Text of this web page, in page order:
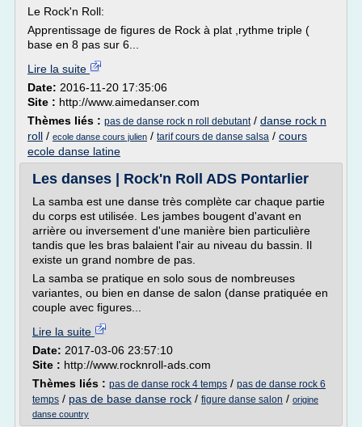
Le Rock'n Roll:
Apprentissage de figures de Rock à plat ,rythme triple (
base en 8 pas sur 6...
Lire la suite
Date: 2016-11-20 17:35:06
Site : http://www.aimedanser.com
Thèmes liés : pas de danse rock n roll debutant/ danse rock n
roll / ecole danse cours julien / tarif cours de danse salsa / cours
ecole danse latine
Les danses | Rock'n Roll ADS Pontarlier
La samba est une danse très complète car chaque partie
du corps est utilisée. Les jambes bougent d'avant en
arrière ou inversement d'une manière bien particulière
tandis que les bras balaient l'air au niveau du bassin. Il
existe un grand nombre de pas.
La samba se pratique en solo sous de nombreuses
variantes, ou bien en danse de salon (danse pratiquée en
couple avec figures...
Lire la suite
Date: 2017-03-06 23:57:10
Site : http://www.rocknroll-ads.com
Thèmes liés : pas de danse rock 4 temps / pas de danse rock 6
temps / pas de base danse rock / figure danse salon / origine
danse country